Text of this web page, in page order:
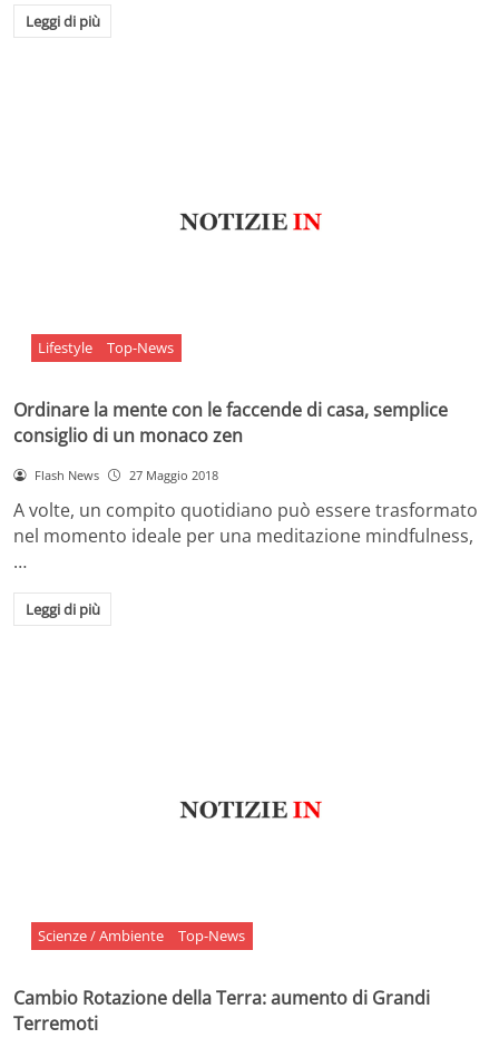
Leggi di più
Lifestyle Top-News
Ordinare la mente con le faccende di casa, semplice
consiglio di un monaco zen
Flash News 27 Maggio 2018
A volte, un compito quotidiano può essere trasformato
nel momento ideale per una meditazione mindfulness,
…
Leggi di più
Scienze / Ambiente Top-News
Cambio Rotazione della Terra: aumento di Grandi
Terremoti